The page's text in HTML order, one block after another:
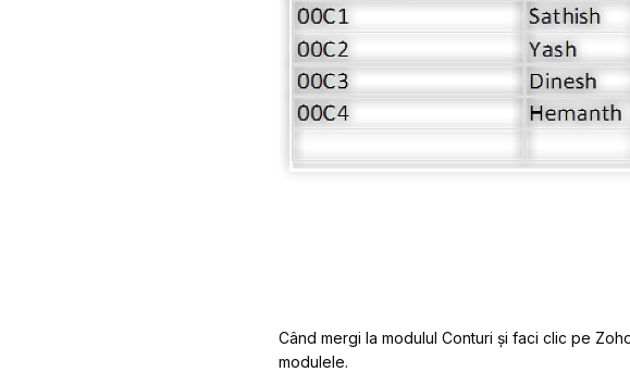
Când mergi la modulul Conturi și faci clic pe
modulele.